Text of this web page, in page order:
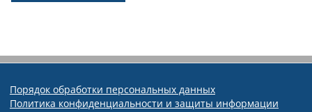
Порядок обработки персональных данных
Политика конфиденциальности и защиты информации